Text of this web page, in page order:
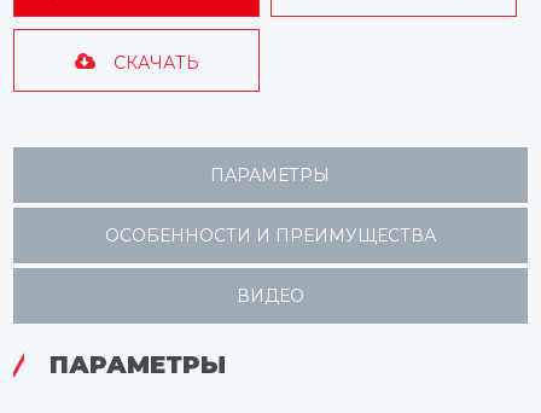
СКАЧАТЬ
ПАРАМЕТРЫ
ОСОБЕННОСТИ И ПРЕИМУЩЕСТВА
ВИДЕО
ПАРАМЕТРЫ